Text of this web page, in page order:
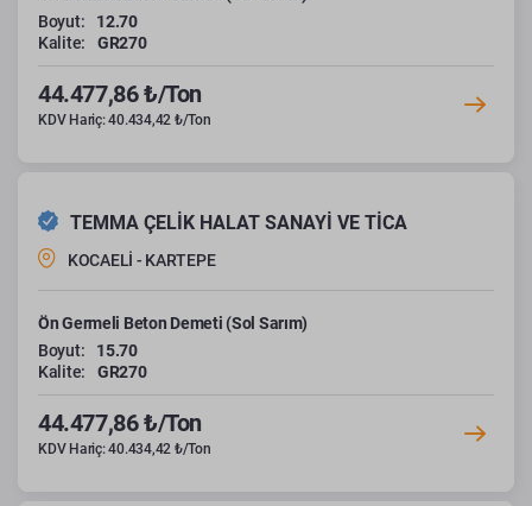
Boyut:
12.70
Kalite:
GR270
44.477,86 ₺/Ton
KDV Hariç: 40.434,42 ₺/Ton
TEMMA ÇELİK HALAT SANAYİ VE TİCA
KOCAELİ - KARTEPE
Ön Germeli Beton Demeti (Sol Sarım)
Boyut:
15.70
Kalite:
GR270
44.477,86 ₺/Ton
KDV Hariç: 40.434,42 ₺/Ton